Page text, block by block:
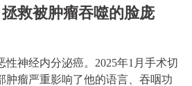
救被肿瘤吞噬的脸庞
性神经内分泌癌。2025年1月手术切
肿瘤严重影响了他的语言、吞咽功